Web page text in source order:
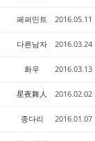
페퍼민트 2016.05.11
다른남자 2016.03.24
화우 2016.03.13
星夜舞人 2016.02.02
종다리 2016.01.07